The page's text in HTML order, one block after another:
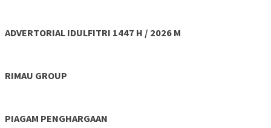
ADVERTORIAL IDULFITRI 1447 H / 2026 M
RIMAU GROUP
PIAGAM PENGHARGAAN